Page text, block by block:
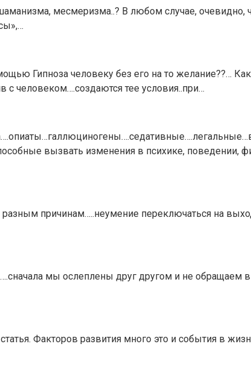
месмеризма..? В любом случае,
Гипноза человеку без его на то желание??… Как
человеком….создаются тее условия..при…
вызвать изменения в психике, поведении,
причинам…..неумение переключаться на
мы ослеплены друг другом и не обращаем
Факторов развития много это и события в